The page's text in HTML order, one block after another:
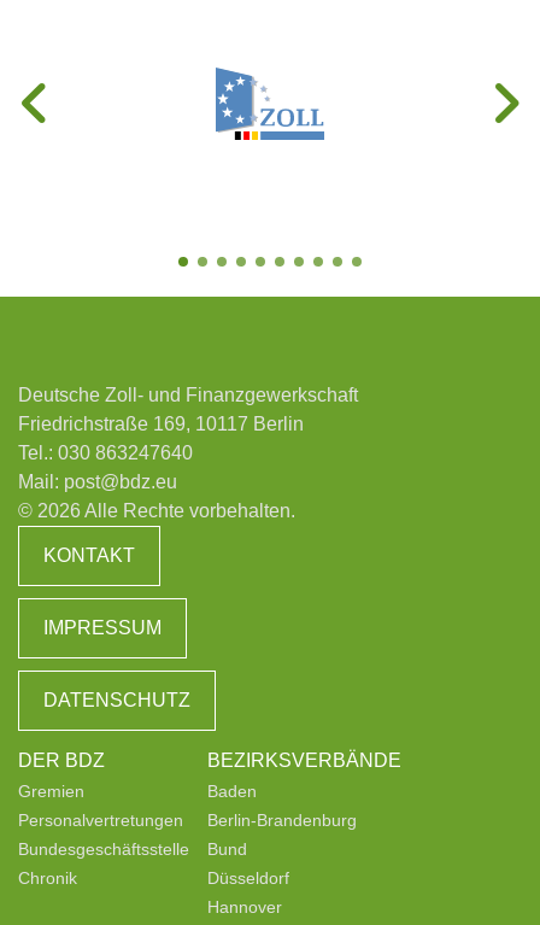
Deutsche Zoll- und Finanzgewerkschaft
Friedrichstraße 169, 10117 Berlin
Tel.: 030 863247640
Mail: post@bdz.eu
© 2026 Alle Rechte vorbehalten.
KONTAKT
IMPRESSUM
DATENSCHUTZ
DER BDZ
Gremien
Personalvertretungen
Bundesgeschäftsstelle
Chronik
BEZIRKSVERBÄNDE
Baden
Berlin-Brandenburg
Bund
Düsseldorf
Hannover